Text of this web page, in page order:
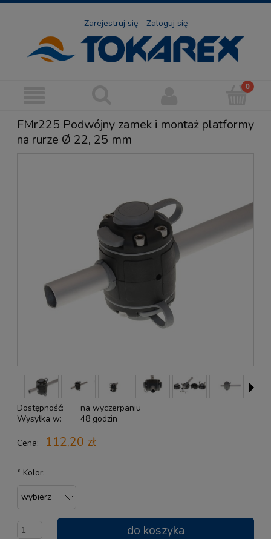
Zarejestruj się Zaloguj się
FMr225 Podwójny zamek i montaż platformy
na rurze Ø 22, 25 mm
Dostępność:
na wyczerpaniu
Wysyłka w:
48 godzin
Cena: 112,20 zł
* Kolor:
do koszyka